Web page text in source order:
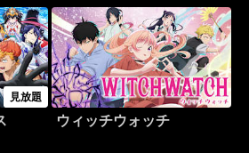
見放題
ウィッチウォッチ